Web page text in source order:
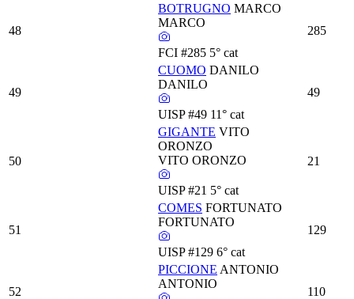
48
BOTRUGNO MARCO
MARCO
FCI #285 5° cat
285
49
CUOMO DANILO
DANILO
UISP #49 11° cat
49
50
GIGANTE VITO
ORONZO
VITO ORONZO
UISP #21 5° cat
21
51
COMES FORTUNATO
FORTUNATO
UISP #129 6° cat
129
52
PICCIONE ANTONIO
ANTONIO
110